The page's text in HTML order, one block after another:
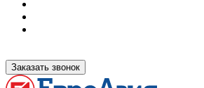
Заказать звонок